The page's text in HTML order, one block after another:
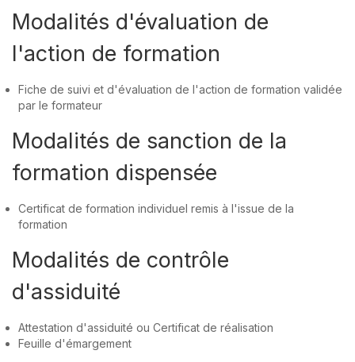
Modalités d'évaluation de
l'action de formation
Fiche de suivi et d'évaluation de l'action de formation validée
par le formateur
Modalités de sanction de la
formation dispensée
Certificat de formation individuel remis à l'issue de la
formation
Modalités de contrôle
d'assiduité
Attestation d'assiduité ou Certificat de réalisation
Feuille d'émargement